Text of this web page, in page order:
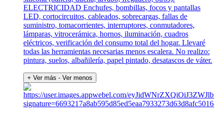
ELECTRICIDAD Enchufes, bombillas, focos y pantallas
LED, cortocircuitos, cableados, sobrecargas, fallas de
suministro, tomacorrientes, interruptores, conmutadores,
lámparas, vitrocerámica, hornos, iluminación, cuadros
eléctricos, verificación del consumo total del hogar. Llevaré
todas las herramientas necesarias menos escalera. No realizo:
pintura, suelos, albañilería, papel pintado, desatascos de váter.
+ Ver más - Ver menos